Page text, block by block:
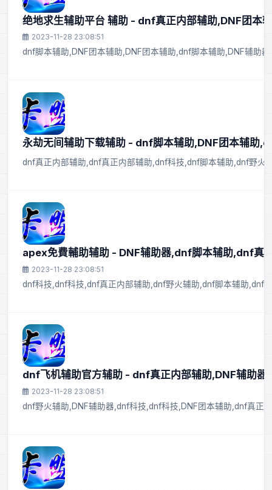
绝地求生辅助平台 辅助 - dnf真正内部辅助,DNF团本
2023-11-28 23:08:51
dnf脚本辅助,DNF团本辅助,DNF团本辅助,dnf脚本辅助,DNF辅助
永劫无间辅助下载辅助 - dnf脚本辅助,DNF团本辅助
dnf真正内部辅助,dnf真正内部辅助,dnf科技,dnf脚本辅助,dnf野火
apex免費輔助辅助 - DNF辅助器,dnf脚本辅助,dnf真
2023-11-28 23:08:51
dnf科技,dnf科技,dnf真正内部辅助,dnf野火辅助,dnf脚本辅助,dnf
dnf飞机辅助官方辅助 - dnf真正内部辅助,DNF辅助
2023-11-28 23:08:51
dnf野火辅助,DNF辅助器,dnf科技,dnf科技,DNF团本辅助,dnf真正